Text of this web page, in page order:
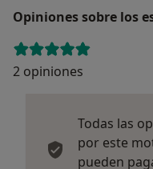
Opiniones sobre los
2 opiniones
Todas las
por este
pueden